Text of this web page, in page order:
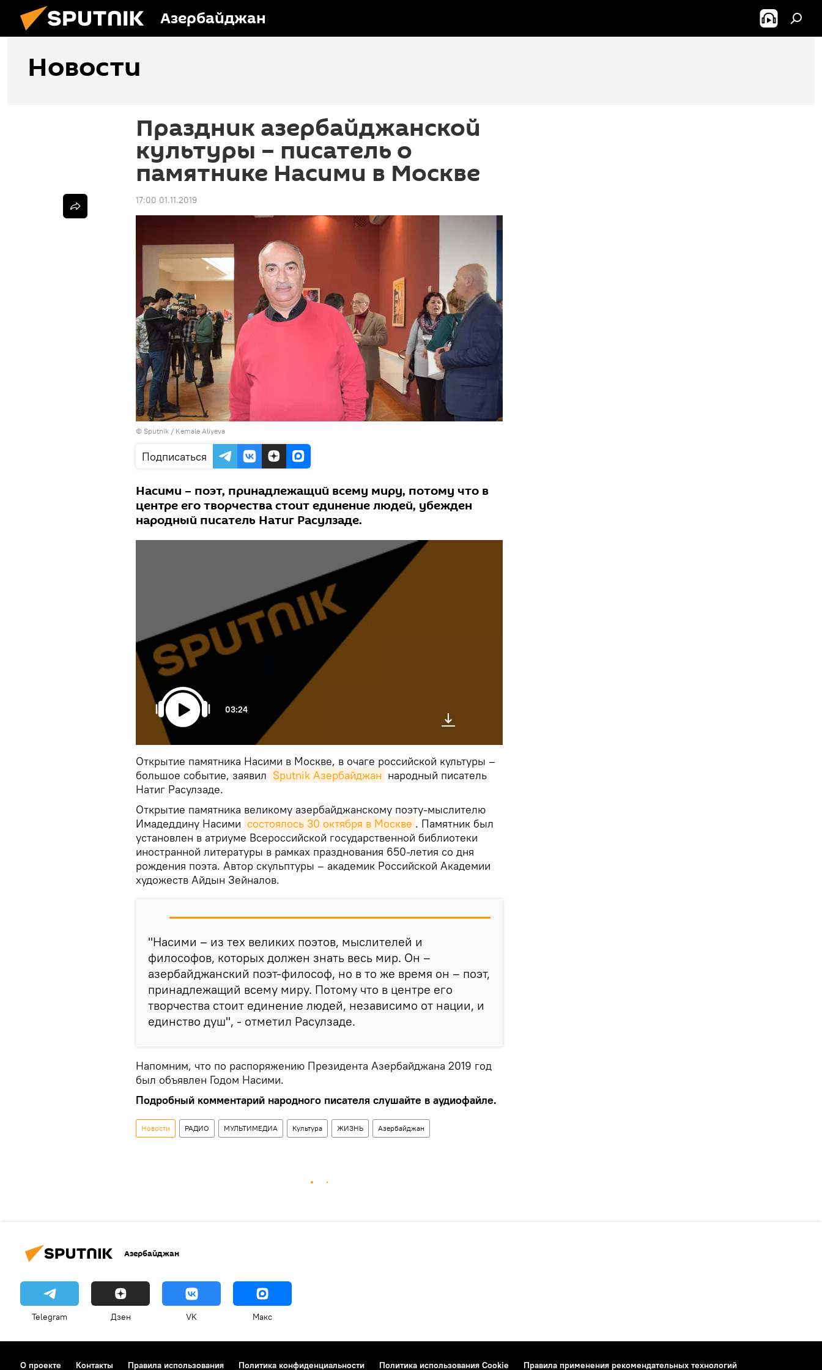
Азербайджан
Новости
Праздник азербайджанской
культуры – писатель о
памятнике Насими в Москве
17:00 01.11.2019
© Sputnik / Kemale Aliyeva
Подписаться
Насими – поэт, принадлежащий всему миру, потому что в
центре его творчества стоит единение людей, убежден
народный писатель Натиг Расулзаде.
03:24
Открытие памятника Насими в Москве, в очаге российской культуры –
большое событие, заявил Sputnik Азербайджан народный писатель
Натиг Расулзаде.
Открытие памятника великому азербайджанскому поэту-мыслителю
Имадеддину Насими состоялось 30 октября в Москве . Памятник был
установлен в атриуме Всероссийской государственной библиотеки
иностранной литературы в рамках празднования 650-летия со дня
рождения поэта. Автор скульптуры – академик Российской Академии
художеств Айдын Зейналов.
"Насими – из тех великих поэтов, мыслителей и
философов, которых должен знать весь мир. Он –
азербайджанский поэт-философ, но в то же время он – поэт,
принадлежащий всему миру. Потому что в центре его
творчества стоит единение людей, независимо от нации, и
единство душ", - отметил Расулзаде.
Напомним, что по распоряжению Президента Азербайджана 2019 год
был объявлен Годом Насими.
Подробный комментарий народного писателя слушайте в аудиофайле.
Новости РАДИО МУЛЬТИМЕДИА Культура ЖИЗНЬ Азербайджан
Азербайджан
Telegram Дзен VK Макс
О проекте Контакты Правила использования Политика конфиденциальности Политика использования Cookie Правила применения рекомендательных технологий